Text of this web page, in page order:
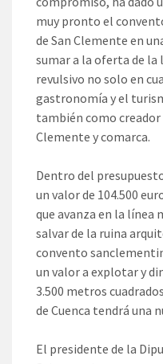
muy pronto el
de San Clemente en
sumar a la oferta de la
revulsivo no solo en
gastronomía y el
también como creador
Clemente y comarca.
Dentro del
un valor de 104.500
que avanza en la línea
salvar de la ruina
convento
un valor a explotar y
3.500 metros
de Cuenca tendrá una
El presidente de la